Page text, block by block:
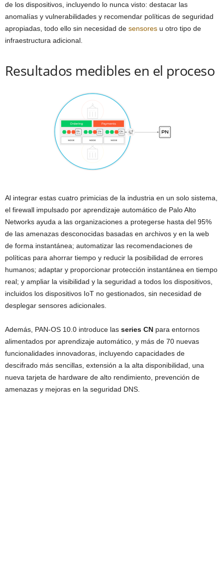
de los dispositivos, incluyendo lo nunca visto: destacar las
anomalías y vulnerabilidades y recomendar políticas de seguridad
apropiadas, todo ello sin necesidad de sensores u otro tipo de
infraestructura adicional.
Resultados medibles en el proceso
Al integrar estas cuatro primicias de la industria en un solo sistema,
el firewall impulsado por aprendizaje automático de Palo Alto
Networks ayuda a las organizaciones a protegerse hasta del 95%
de las amenazas desconocidas basadas en archivos y en la web
de forma instantánea; automatizar las recomendaciones de
políticas para ahorrar tiempo y reducir la posibilidad de errores
humanos; adaptar y proporcionar protección instantánea en tiempo
real; y ampliar la visibilidad y la seguridad a todos los dispositivos,
incluidos los dispositivos IoT no gestionados, sin necesidad de
desplegar sensores adicionales.
Además, PAN-OS 10.0 introduce las series CN para entornos
alimentados por aprendizaje automático, y más de 70 nuevas
funcionalidades innovadoras, incluyendo capacidades de
descifrado más sencillas, extensión a la alta disponibilidad, una
nueva tarjeta de hardware de alto rendimiento, prevención de
amenazas y mejoras en la seguridad DNS.